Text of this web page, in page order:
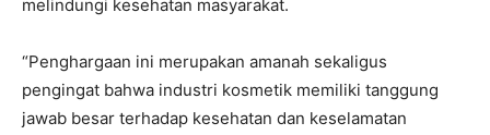
melindungi kesehatan masyarakat.
“Penghargaan ini merupakan amanah sekaligus
pengingat bahwa industri kosmetik memiliki tanggung
jawab besar terhadap kesehatan dan keselamatan